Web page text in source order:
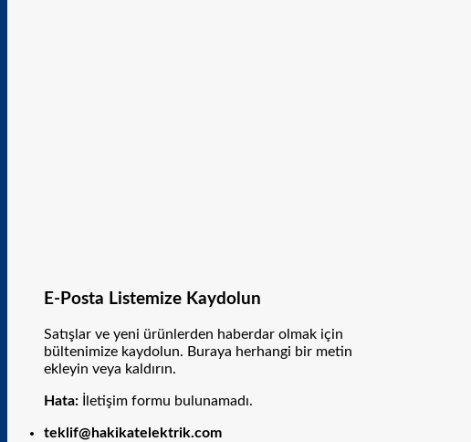
E-Posta Listemize Kaydolun
Satışlar ve yeni ürünlerden haberdar olmak için
bültenimize kaydolun. Buraya herhangi bir metin
ekleyin veya kaldırın.
Hata: İletişim formu bulunamadı.
teklif@hakikatelektrik.com